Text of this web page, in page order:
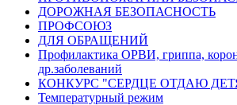
ДОРОЖНАЯ БЕЗОПАСНОСТЬ
ПРОФСОЮЗ
ДЛЯ ОБРАЩЕНИЙ
Профилактика ОРВИ, гриппа,
др.заболеваний
КОНКУРС "СЕРДЦЕ ОТДАЮ
Температурный режим